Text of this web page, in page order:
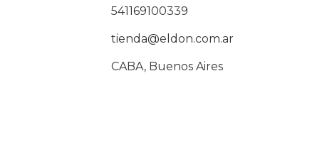
541169100339
tienda@eldon.com.ar
CABA, Buenos Aires